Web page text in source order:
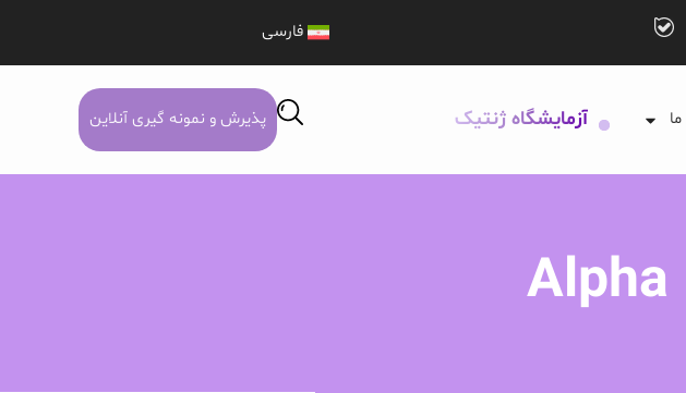
فارسی
آزمایشگاه ژنتیک پذیرش و نمونه گیری آنلاین
Alpha